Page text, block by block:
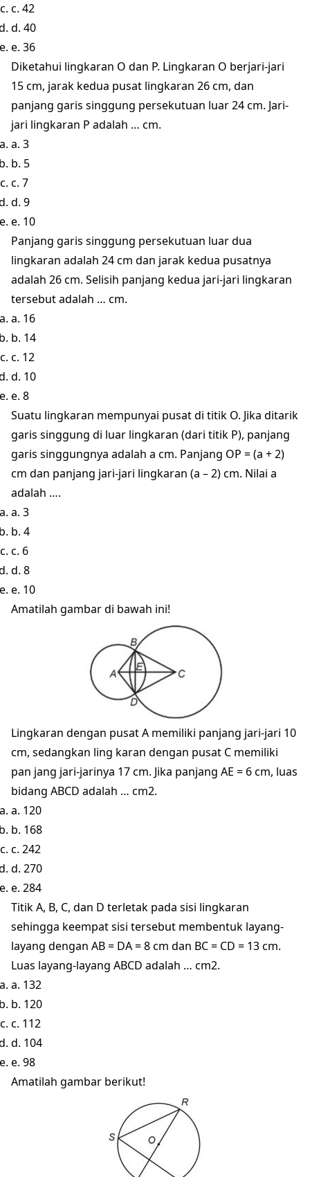
c. 42
d. 40
e. 36
Diketahui lingkaran O dan P. Lingkaran O berjari-jari
15 cm, jarak kedua pusat lingkaran 26 cm, dan
panjang garis singgung persekutuan luar 24 cm. Jari-
jari lingkaran P adalah … cm.
a. 3
b. 5
c. 7
d. 9
e. 10
Panjang garis singgung persekutuan luar dua
lingkaran adalah 24 cm dan jarak kedua pusatnya
adalah 26 cm. Selisih panjang kedua jari-jari lingkaran
tersebut adalah … cm.
a. 16
b. 14
c. 12
d. 10
e. 8
Suatu lingkaran mempunyai pusat di titik O. Jika ditarik
garis singgung di luar lingkaran (dari titik P), panjang
garis singgungnya adalah a cm. Panjang OP = (a + 2)
cm dan panjang jari-jari lingkaran (a – 2) cm. Nilai a
adalah ….
a. 3
b. 4
c. 6
d. 8
e. 10
Amatilah gambar di bawah ini!
Lingkaran dengan pusat A memiliki panjang jari-jari 10
cm, sedangkan ling karan dengan pusat C memiliki
pan jang jari-jarinya 17 cm. Jika panjang AE = 6 cm, luas
bidang ABCD adalah … cm2.
a. 120
b. 168
c. 242
d. 270
e. 284
Titik A, B, C, dan D terletak pada sisi lingkaran
sehingga keempat sisi tersebut membentuk layang-
layang dengan AB = DA = 8 cm dan BC = CD = 13 cm.
Luas layang-layang ABCD adalah … cm2.
a. 132
b. 120
c. 112
d. 104
e. 98
Amatilah gambar berikut!